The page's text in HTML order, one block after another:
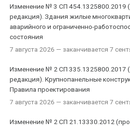
Изменение № 3 СП 454.1325800.2019
редакция). Здания жилые
аварийного и ограниченно-
состояния
7 августа 2026 — заканчивается 7
Изменение № 2 СП 335.1325800.2017
редакция). Крупнопанельные
Правила проектирования
7 августа 2026 — заканчивается 7
Изменение № 2 СП 21.13330.2012